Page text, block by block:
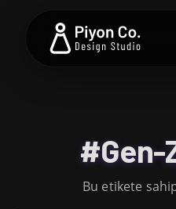
#Gen-
Bu etikete